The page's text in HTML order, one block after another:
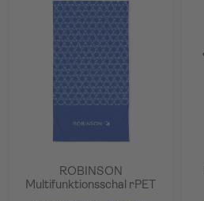
ROBINSON
Multifunktionsschal rPET